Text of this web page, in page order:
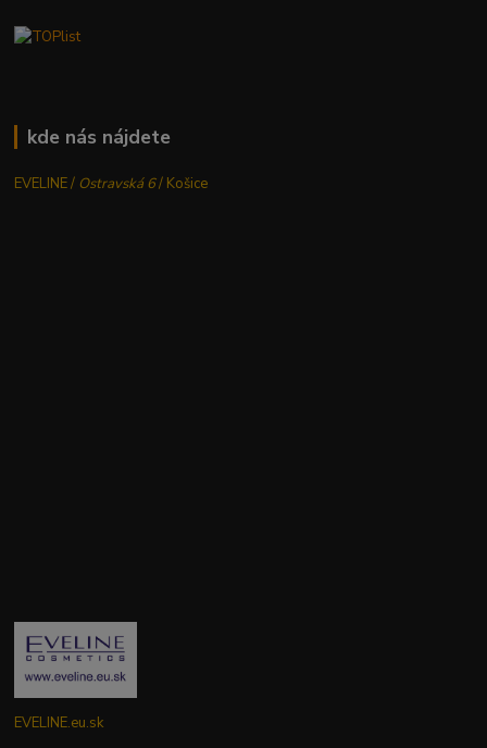
kde nás nájdete
EVELINE / Ostravská 6/ Košice
EVELINE.eu.sk